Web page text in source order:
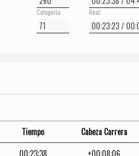
Categoría: Real:
Tiempo Cabeza Carrera
00:23:38 +00:08:06